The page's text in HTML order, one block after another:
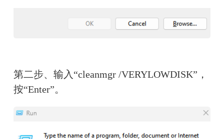
第二步、输入“cleanmgr /VERYLOWDISK”，
按“Enter”。